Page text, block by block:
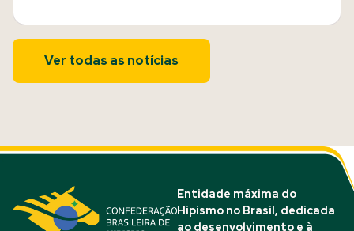
Ver todas as notícias
Entidade máxima do
Hipismo no Brasil, dedicada
ao desenvolvimento e à